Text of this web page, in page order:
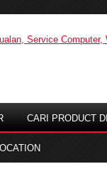
CARI PRODUCT